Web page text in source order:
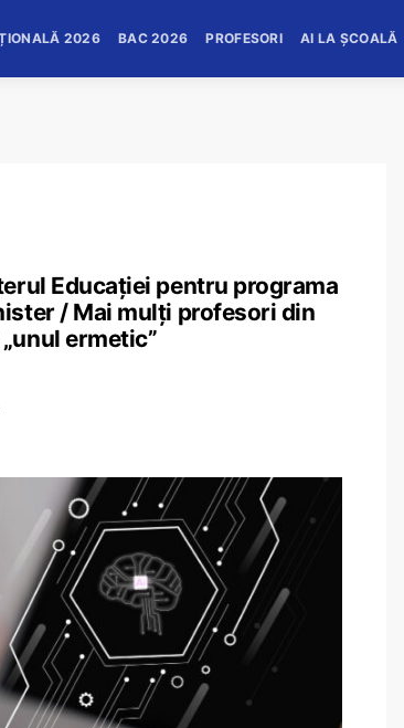
2026 BAC 2026 PROFESORI AI LA ȘCOALĂ
Educației pentru programa
/ Mai mulți profesori din
ermetic”